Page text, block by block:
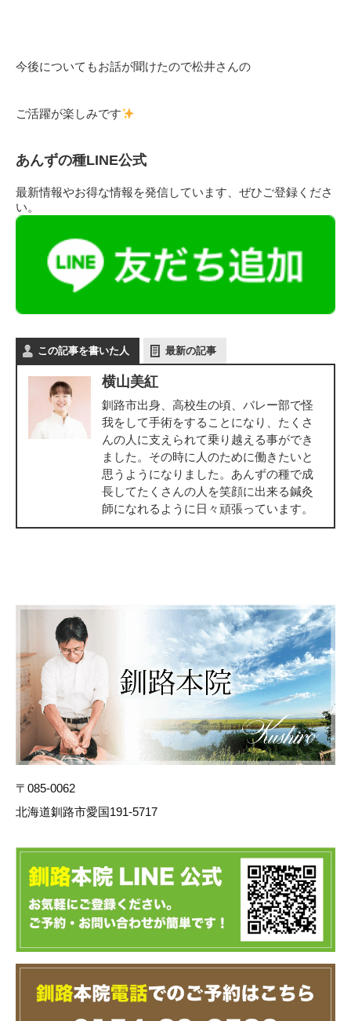
今後についてもお話が聞けたので松井さんの
ご活躍が楽しみです
あんずの種LINE公式
最新情報やお得な情報を発信しています、ぜひご登録くださ
い。
この記事を書いた人 最新の記事
横山美紅
釧路市出身、高校生の頃、バレー部で怪
我をして手術をすることになり、たくさ
んの人に支えられて乗り越える事ができ
ました。その時に人のために働きたいと
思うようになりました。あんずの種で成
長してたくさんの人を笑顔に出来る鍼灸
師になれるように日々頑張っています。
〒085-0062
北海道釧路市愛国191-5717